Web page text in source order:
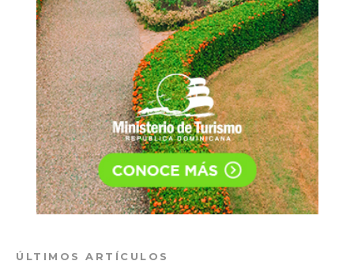
ÚLTIMOS ARTÍCULOS